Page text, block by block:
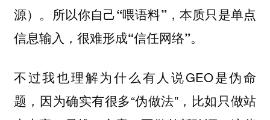
源）。 所以你自己“喂语料”，本质只是单点
信息输入，很难形成“信任网络”。
不过我也理解为什么有人说GEO是伪命
题，因为确实有很多“伪做法”，比如只做站